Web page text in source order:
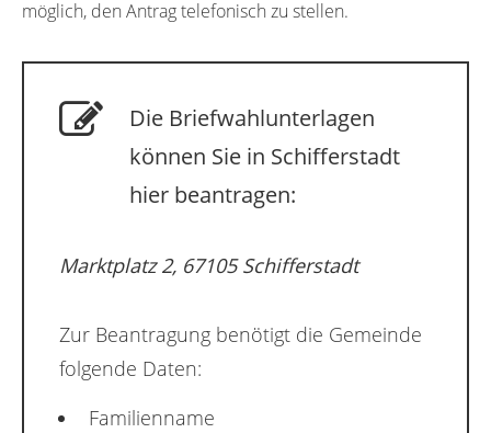
möglich, den Antrag telefonisch zu stellen.
Die Briefwahlunterlagen
können Sie in Schifferstadt
hier beantragen:
Marktplatz 2, 67105 Schifferstadt
Zur Beantragung benötigt die Gemeinde
folgende Daten:
Familienname